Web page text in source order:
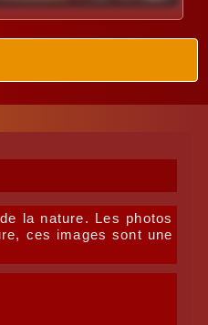
la nature. Les photos
ces images sont une